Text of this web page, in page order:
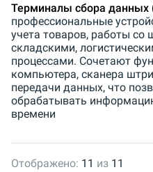
Терминалы сбора данных
профессиональные
учета товаров, работы со
складскими,
процессами. Сочетают
компьютера, сканера
передачи данных, что
обрабатывать
времени
Отображено: 11 из 11